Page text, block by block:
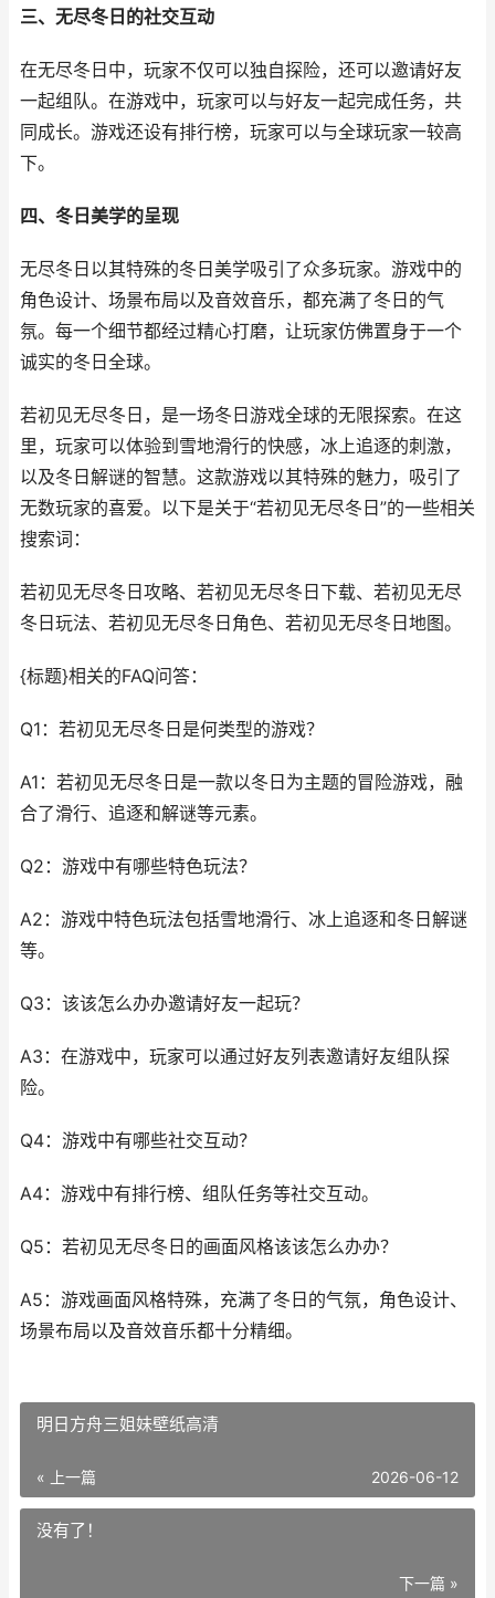
三、无尽冬日的社交互动
在无尽冬日中，玩家不仅可以独自探险，还可以邀请好友
一起组队。在游戏中，玩家可以与好友一起完成任务，共
同成长。游戏还设有排行榜，玩家可以与全球玩家一较高
下。
四、冬日美学的呈现
无尽冬日以其特殊的冬日美学吸引了众多玩家。游戏中的
角色设计、场景布局以及音效音乐，都充满了冬日的气
氛。每一个细节都经过精心打磨，让玩家仿佛置身于一个
诚实的冬日全球。
若初见无尽冬日，是一场冬日游戏全球的无限探索。在这
里，玩家可以体验到雪地滑行的快感，冰上追逐的刺激，
以及冬日解谜的智慧。这款游戏以其特殊的魅力，吸引了
无数玩家的喜爱。以下是关于“若初见无尽冬日”的一些相关
搜索词：
若初见无尽冬日攻略、若初见无尽冬日下载、若初见无尽
冬日玩法、若初见无尽冬日角色、若初见无尽冬日地图。
{标题}相关的FAQ问答：
Q1：若初见无尽冬日是何类型的游戏？
A1：若初见无尽冬日是一款以冬日为主题的冒险游戏，融
合了滑行、追逐和解谜等元素。
Q2：游戏中有哪些特色玩法？
A2：游戏中特色玩法包括雪地滑行、冰上追逐和冬日解谜
等。
Q3：该该怎么办办邀请好友一起玩？
A3：在游戏中，玩家可以通过好友列表邀请好友组队探
险。
Q4：游戏中有哪些社交互动？
A4：游戏中有排行榜、组队任务等社交互动。
Q5：若初见无尽冬日的画面风格该该怎么办办？
A5：游戏画面风格特殊，充满了冬日的气氛，角色设计、
场景布局以及音效音乐都十分精细。
明日方舟三姐妹壁纸高清
« 上一篇 2026-06-12
没有了！
下一篇 »